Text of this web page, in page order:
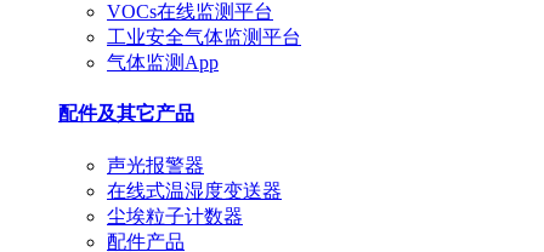
VOCs在线监测平台
工业安全气体监测平台
气体监测App
配件及其它产品
声光报警器
在线式温湿度变送器
尘埃粒子计数器
配件产品